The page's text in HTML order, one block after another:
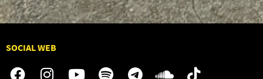
SOCIAL WEB